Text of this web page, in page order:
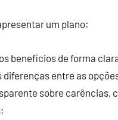
um plano:
benefícios de forma
diferenças entre as
sobre carências,